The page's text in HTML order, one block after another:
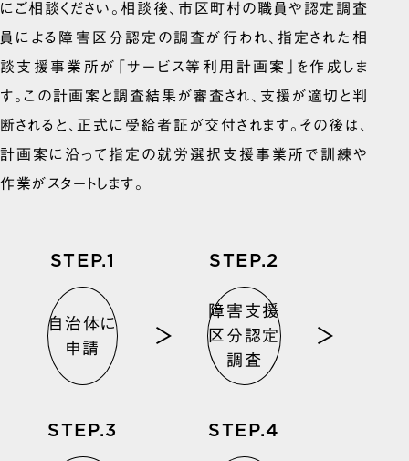
にご相談ください。相談後、市区町村の職員や認定調査
員による障害区分認定の調査が行われ、指定された相
談支援事業所が「サービス等利用計画案」を作成しま
す。この計画案と調査結果が審査され、支援が適切と判
断されると、正式に受給者証が交付されます。その後は、
計画案に沿って指定の就労選択支援事業所で訓練や
作業がスタートします。
STEP.
自治体に
申請
STEP.
障害支援
区分認定
調査
STEP. STEP.